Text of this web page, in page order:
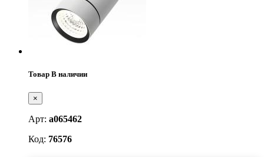
Товар В наличии
×
Арт: a065462
Код: 76576